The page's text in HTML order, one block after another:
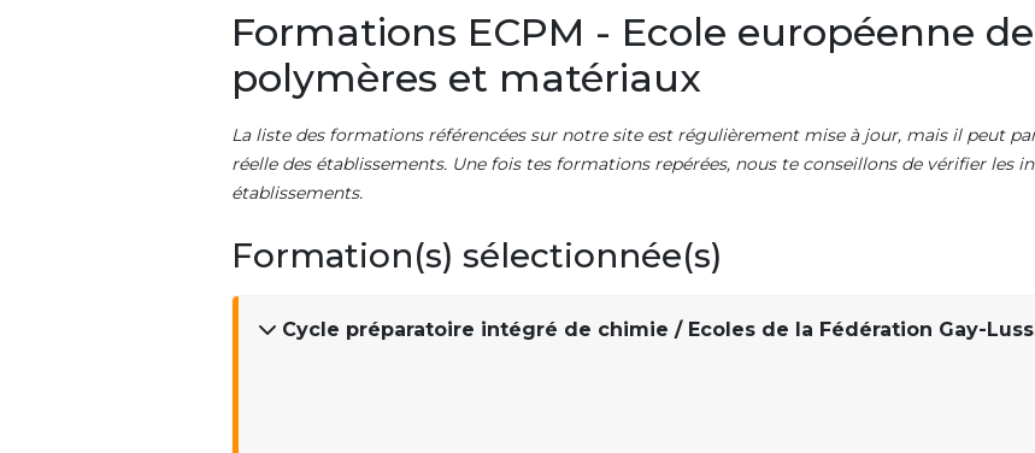
Formations ECPM - Ecole européenne
polymères et matériaux
La liste des formations référencées sur notre site est régulièrement mise à jour, mais il peut
réelle des établissements. Une fois tes formations repérées, nous te conseillons de vérifier les
établissements.
Formation(s) sélectionnée(s)
Cycle préparatoire intégré de chimie / Ecoles de la Fédération Gay-